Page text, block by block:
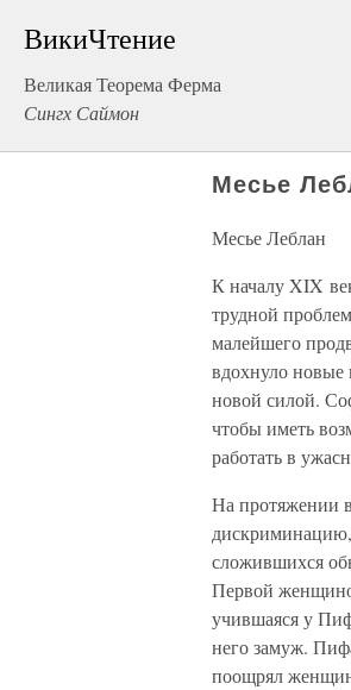
ВикиЧтение
Великая Теорема Ферма
Сингх Саймон
Месье
Месье Леблан
К началу XIX
трудной
малейшего
вдохнуло новые
новой силой.
чтобы иметь
работать в
На протяжении
сложившихся
Первой
учившаяся у
него замуж.
поощрял